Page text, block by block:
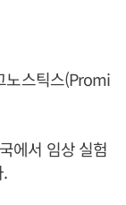
노스틱스(Promi
에서 임상 실험
.